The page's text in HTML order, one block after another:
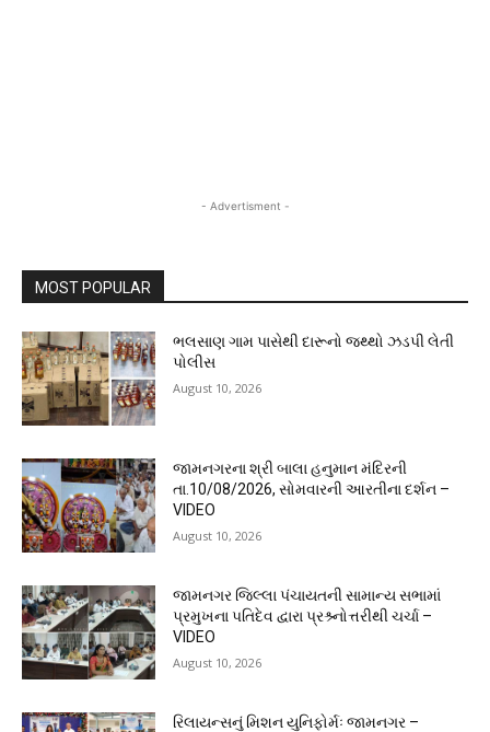
- Advertisment -
MOST POPULAR
ભલસાણ ગામ પાસેથી દારૂનો જથ્થો ઝડપી લેતી
પોલીસ
August 10, 2026
જામનગરના શ્રી બાલા હનુમાન મંદિરની
તા.10/08/2026, સોમવારની આરતીના દર્શન –
VIDEO
August 10, 2026
જામનગર જિલ્લા પંચાયતની સામાન્ય સભામાં
પ્રમુખના પતિદેવ દ્વારા પ્રશ્ર્નોત્તરીથી ચર્ચા –
VIDEO
August 10, 2026
રિલાયન્સનું મિશન યુનિફોર્મઃ જામનગર –